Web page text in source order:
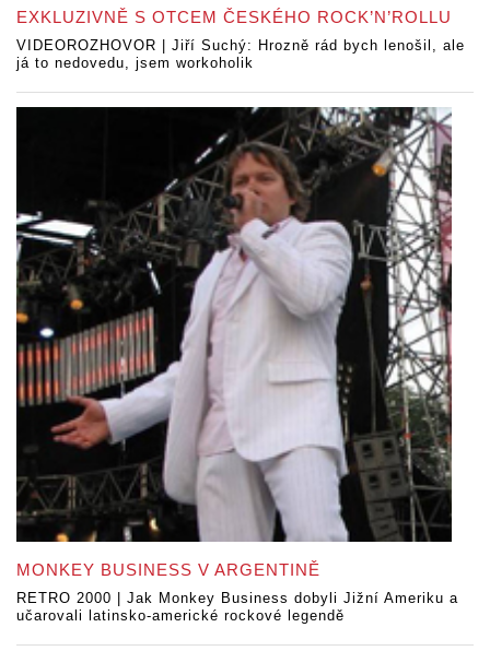
EXKLUZIVNĚ S OTCEM ČESKÉHO ROCK’N’ROLLU
VIDEOROZHOVOR | Jiří Suchý: Hrozně rád bych lenošil, ale
já to nedovedu, jsem workoholik
MONKEY BUSINESS V ARGENTINĚ
RETRO 2000 | Jak Monkey Business dobyli Jižní Ameriku a
učarovali latinsko-americké rockové legendě